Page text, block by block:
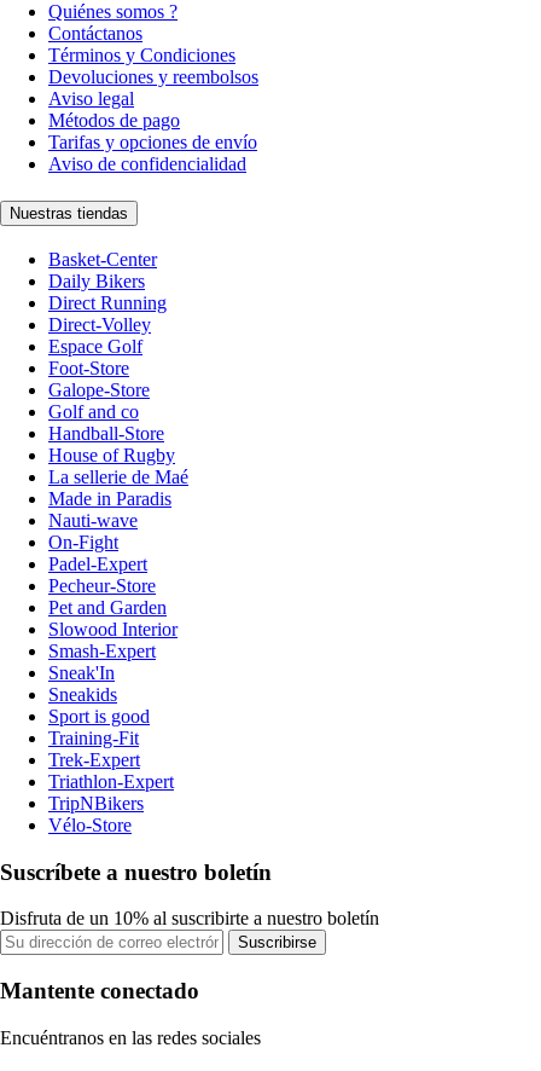
Quiénes somos ?
Contáctanos
Términos y Condiciones
Devoluciones y reembolsos
Aviso legal
Métodos de pago
Tarifas y opciones de envío
Aviso de confidencialidad
Nuestras tiendas
Basket-Center
Daily Bikers
Direct Running
Direct-Volley
Espace Golf
Foot-Store
Galope-Store
Golf and co
Handball-Store
House of Rugby
La sellerie de Maé
Made in Paradis
Nauti-wave
On-Fight
Padel-Expert
Pecheur-Store
Pet and Garden
Slowood Interior
Smash-Expert
Sneak'In
Sneakids
Sport is good
Training-Fit
Trek-Expert
Triathlon-Expert
TripNBikers
Vélo-Store
Suscríbete a nuestro boletín
Disfruta de un 10% al suscribirte a nuestro boletín
Suscribirse
Mantente conectado
Encuéntranos en las redes sociales